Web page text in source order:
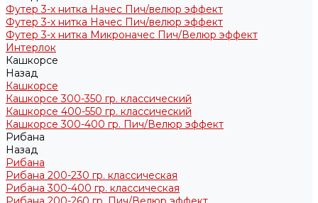
Футер 3-х нитка Начес Пич/велюр эффект
Футер 3-х нитка Начес Пич/велюр эффект
Футер 3-х нитка Микроначес Пич/Велюр эффект
Интерлок
Кашкорсе
Назад
Кашкорсе
Кашкорсе 300-350 гр. классический
Кашкорсе 400-550 гр. классический
Кашкорсе 300-400 гр. Пич/Велюр эффект
Рибана
Назад
Рибана
Рибана 200-230 гр. классическая
Рибана 300-400 гр. классическая